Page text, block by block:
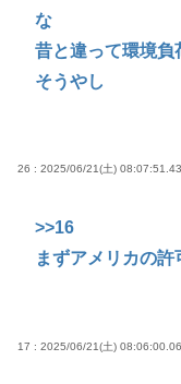
な
昔と違って環境負
そうやし
26 : 2025/06/21(土)
>>16
まずアメリカの
17 : 2025/06/21(土)